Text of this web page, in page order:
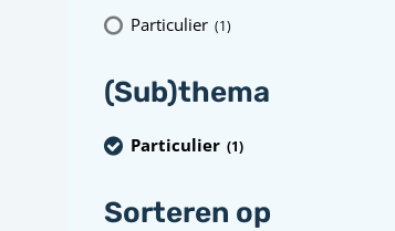
Particulier (1)
(Sub)thema
Particulier (1)
Sorteren op